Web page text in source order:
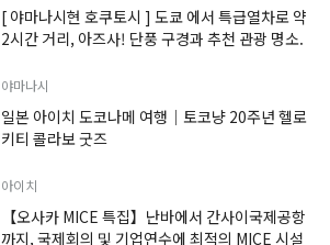
[ 야마나시현 호쿠토시 ] 도쿄 에서 특급열차로 약
2시간 거리, 아즈사! 단풍 구경과 추천 관광 명소.
야마나시
일본 아이치 도코나메 여행｜토코냥 20주년 헬로
키티 콜라보 굿즈
아이치
【오사카 MICE 특집】난바에서 간사이국제공항
까지, 국제회의 및 기업연수에 최적의 MICE 시설